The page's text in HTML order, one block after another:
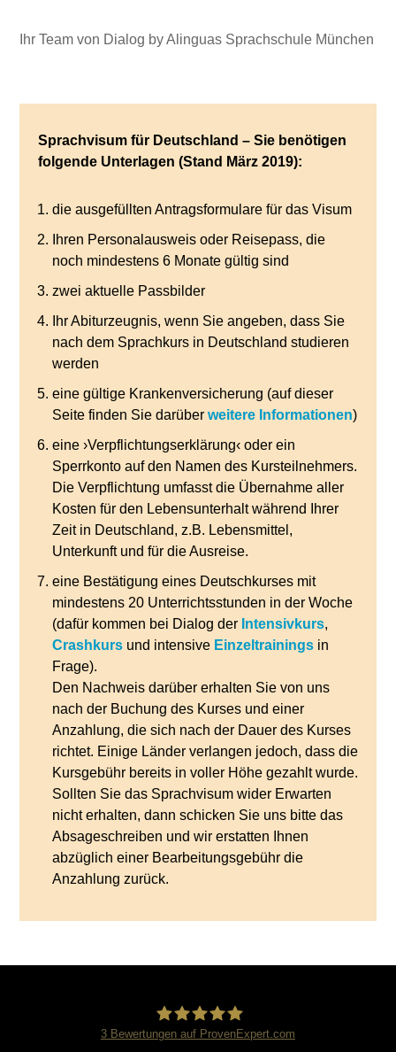
Ihr Team von Dialog by Alinguas Sprachschule München
Sprachvisum für Deutschland – Sie benötigen
folgende Unterlagen (Stand März 2019):
die ausgefüllten Antragsformulare für das Visum
Ihren Personalausweis oder Reisepass, die
noch mindestens 6 Monate gültig sind
zwei aktuelle Passbilder
Ihr Abiturzeugnis, wenn Sie angeben, dass Sie
nach dem Sprachkurs in Deutschland studieren
werden
eine gültige Krankenversicherung (auf dieser
Seite finden Sie darüber weitere Informationen)
eine ›Verpflichtungserklärung‹ oder ein
Sperrkonto auf den Namen des Kursteilnehmers.
Die Verpflichtung umfasst die Übernahme aller
Kosten für den Lebensunterhalt während Ihrer
Zeit in Deutschland, z.B. Lebensmittel,
Unterkunft und für die Ausreise.
eine Bestätigung eines Deutschkurses mit
mindestens 20 Unterrichtsstunden in der Woche
(dafür kommen bei Dialog der Intensivkurs,
Crashkursund intensive Einzeltrainingsin
Frage).
Den Nachweis darüber erhalten Sie von uns
nach der Buchung des Kurses und einer
Anzahlung, die sich nach der Dauer des Kurses
richtet. Einige Länder verlangen jedoch, dass die
Kursgebühr bereits in voller Höhe gezahlt wurde.
Sollten Sie das Sprachvisum wider Erwarten
nicht erhalten, dann schicken Sie uns bitte das
Absageschreiben und wir erstatten Ihnen
abzüglich einer Bearbeitungsgebühr die
Anzahlung zurück.
3 Bewertungen auf ProvenExpert.com